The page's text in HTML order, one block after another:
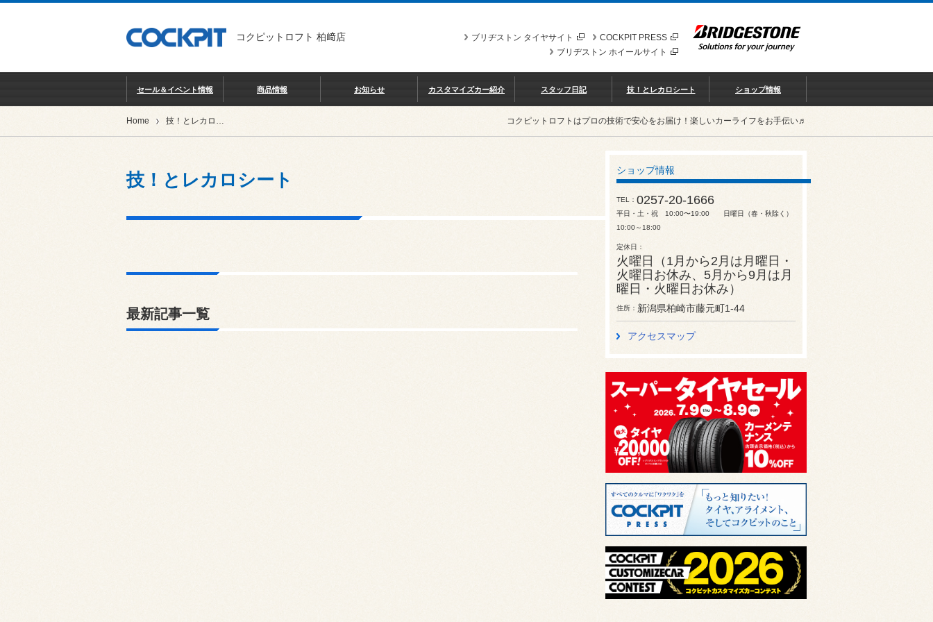
コクピットロフト 柏﨑店 COCKPIT PRESS
ブリヂストン タイヤサイト
ブリヂストン ホイールサイト
セール＆イベント情報 商品情報 お知らせ カスタマイズカー紹介 スタッフ日記 技！とレカロシート ショップ情報
Home 技！とレカロシート コクピットロフトはプロの技術で安心をお届け！楽しいカーライフをお手伝い♬
技！とレカロシート
最新記事一覧
ショップ情報
TEL 0257-20-1666
平日・土・祝 10:00〜19:00 日曜日（春・秋除く）
10:00～18:00
定休日
火曜日（1月から2月は月曜日・
火曜日お休み、5月から9月は月
曜日・火曜日お休み）
住所 新潟県柏崎市藤元町1-44
アクセスマップ